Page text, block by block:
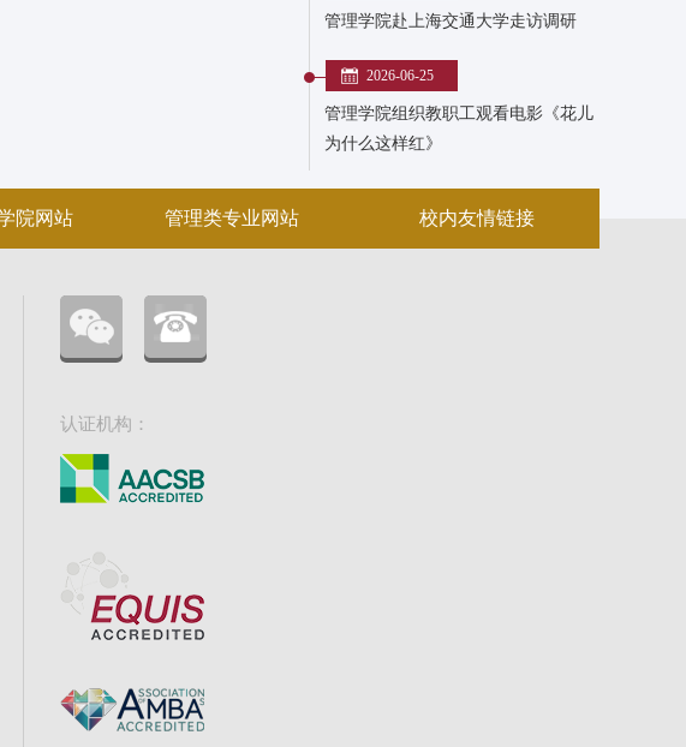
管理学院赴上海交通大学走访调研
2026-06-25
管理学院组织教职工观看电影《花儿
为什么这样红》
院网站 管理类专业网站 校内友情链接
认证机构：